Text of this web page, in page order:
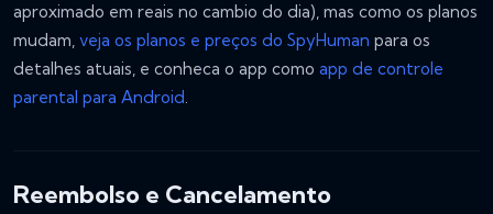
aproximado em reais no cambio do dia), mas como os planos
mudam, veja os planos e preços do SpyHuman para os
detalhes atuais, e conheca o app como app de controle
parental para Android.
Reembolso e Cancelamento